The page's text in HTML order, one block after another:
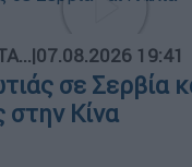
|07.08.2026 19:41
σε Σερβία
Κίνα